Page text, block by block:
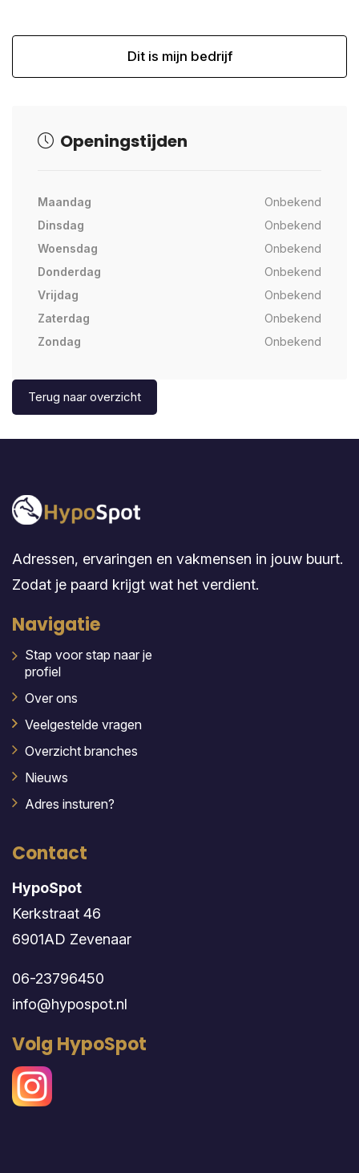
Dit is mijn bedrijf
Openingstijden
Maandag
Onbekend
Dinsdag
Onbekend
Woensdag
Onbekend
Donderdag
Onbekend
Vrijdag
Onbekend
Zaterdag
Onbekend
Zondag
Onbekend
Terug naar overzicht
Adressen, ervaringen en vakmensen in jouw buurt.
Zodat je paard krijgt wat het verdient.
Navigatie
Stap voor stap naar je
profiel
Over ons
Veelgestelde vragen
Overzicht branches
Nieuws
Adres insturen?
Contact
HypoSpot
Kerkstraat 46
6901AD Zevenaar
06-23796450
info@hypospot.nl
Volg HypoSpot